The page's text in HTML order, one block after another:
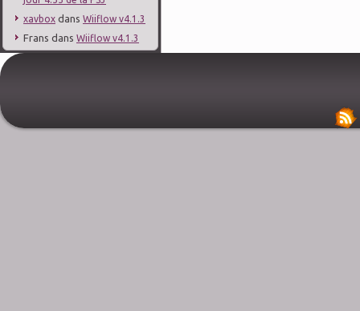
xavbox dans Wiiflow v4.1.3
Frans dans Wiiflow v4.1.3